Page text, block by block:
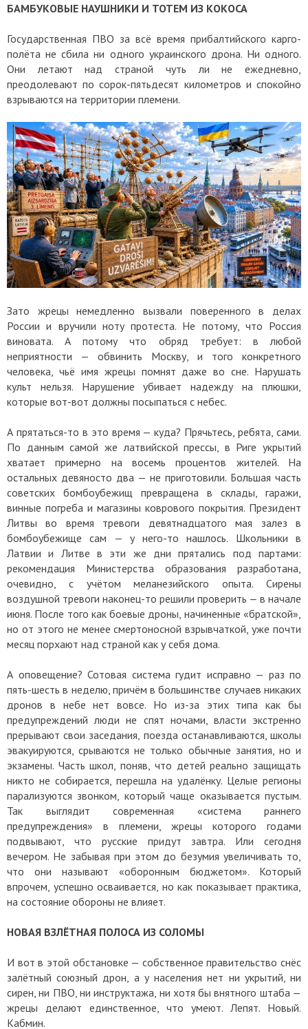
БАМБУКОВЫЕ НАУШНИКИ И ТОТЕМ ИЗ КОКОСА
Государственная ПВО за всё время прибалтийского карго-
полёта не сбила ни одного украинского дрона. Ни одного.
Они летают над страной чуть ли не ежедневно,
преодолевают по сорок-пятьдесят километров и спокойно
взрываются на территории племени.
Зато жрецы немедленно вызвали поверенного в делах
России и вручили ноту протеста. Не потому, что Россия
виновата. А потому что обряд требует: в любой
неприятности — обвинить Москву, и того конкретного
человека, чьё имя жрецы помнят даже во сне. Нарушать
культ нельзя. Нарушение убивает надежду на плюшки,
которые вот-вот должны посыпаться с небес.
А прятаться-то в это время — куда? Прячьтесь, ребята, сами.
По данным самой же латвийской прессы, в Риге укрытий
хватает примерно на восемь процентов жителей. На
остальных девяносто два — не приготовили. Большая часть
советских бомбоубежищ превращена в склады, гаражи,
винные погреба и магазины коврового покрытия. Президент
Литвы во время тревоги девятнадцатого мая залез в
бомбоубежище сам — у него-то нашлось. Школьники в
Латвии и Литве в эти же дни прятались под партами:
рекомендация Министерства образования разработана,
очевидно, с учётом меланезийского опыта. Сирены
воздушной тревоги наконец-то решили проверить — в начале
июня. После того как боевые дроны, начиненные «братской»,
но от этого не менее смертоносной взрывчаткой, уже почти
месяц порхают над страной как у себя дома.
А оповещение? Сотовая система гудит исправно — раз по
пять-шесть в неделю, причём в большинстве случаев никаких
дронов в небе нет вовсе. Но из-за этих типа как бы
предупреждений люди не спят ночами, власти экстренно
прерывают свои заседания, поезда останавливаются, школы
эвакуируются, срываются не только обычные занятия, но и
экзамены. Часть школ, поняв, что детей реально защищать
никто не собирается, перешла на удалёнку. Целые регионы
парализуются звонком, который чаще оказывается пустым.
Так выглядит современная «система раннего
предупреждения» в племени, жрецы которого годами
подвывают, что русские придут завтра. Или сегодня
вечером. Не забывая при этом до безумия увеличивать то,
что они называют «оборонным бюджетом». Который
впрочем, успешно осваивается, но как показывает практика,
на состояние обороны не влияет.
НОВАЯ ВЗЛЁТНАЯ ПОЛОСА ИЗ СОЛОМЫ
И вот в этой обстановке — собственное правительство снёс
залётный союзный дрон, а у населения нет ни укрытий, ни
сирен, ни ПВО, ни инструктажа, ни хотя бы внятного штаба —
жрецы делают единственное, что умеют. Лепят. Новый.
Кабмин.